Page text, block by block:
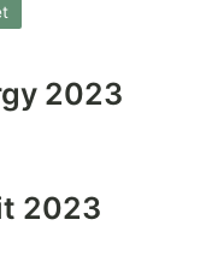
2023
2023